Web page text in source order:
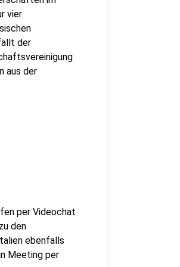
vier
der
aus der
per Videochat
den
ebenfalls
Meeting per